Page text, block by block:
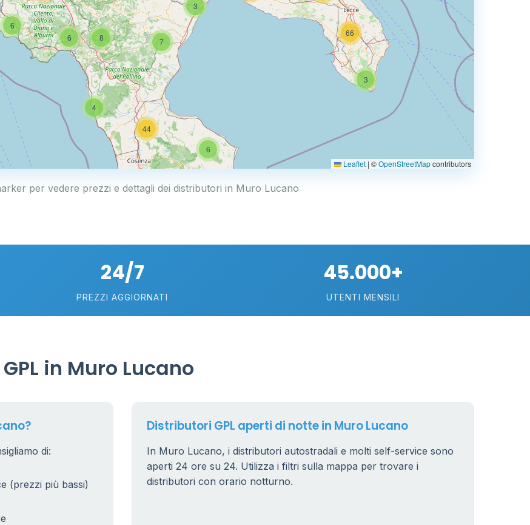
3
66
6
6
15
7
8
6
4
44
3
Leaflet | ©OpenStreetMapcontributors
per vedere prezzi e dettagli dei distributori in Muro Lucano
24/7
PREZZI AGGIORNATI
45.000+
UTENTI MENSILI
in Muro Lucano
di:
(prezzi più bassi)
Distributori GPL aperti di notte in Muro Lucano
In Muro Lucano, i distributori autostradali e molti self-service sono
aperti 24 ore su 24. Utilizza i filtri sulla mappa per trovare i
distributori con orario notturno.